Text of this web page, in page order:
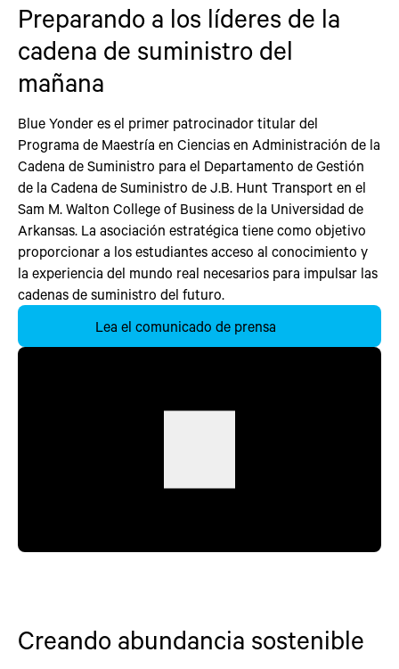
Preparando a los líderes de la
cadena de suministro del
mañana
Blue Yonder es el primer patrocinador titular del
Programa de Maestría en Ciencias en Administración de la
Cadena de Suministro para el Departamento de Gestión
de la Cadena de Suministro de J.B. Hunt Transport en el
Sam M. Walton College of Business de la Universidad de
Arkansas. La asociación estratégica tiene como objetivo
proporcionar a los estudiantes acceso al conocimiento y
la experiencia del mundo real necesarios para impulsar las
cadenas de suministro del futuro.
Lea el comunicado de prensa
Creando abundancia sostenible